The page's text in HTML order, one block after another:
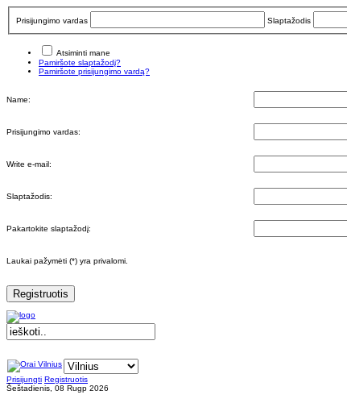
Prisijungimo vardas Slaptažodis
Atsiminti mane
Pamiršote slaptažodį?
Pamiršote prisijungimo vardą?
Name:
Prisijungimo vardas:
Write e-mail:
Slaptažodis:
Pakartokite slaptažodį:
Laukai pažymėti (*) yra privalomi.
Registruotis
Prisijungti Registruotis
Šeštadienis, 08 Rugp 2026